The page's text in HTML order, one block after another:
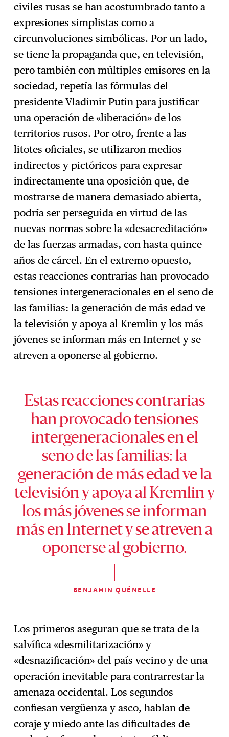
civiles rusas se han acostumbrado tanto a
expresiones simplistas como a
circunvoluciones simbólicas. Por un lado,
se tiene la propaganda que, en televisión,
pero también con múltiples emisores en la
sociedad, repetía las fórmulas del
presidente Vladimir Putin para justificar
una operación de «liberación» de los
territorios rusos. Por otro, frente a las
litotes oficiales, se utilizaron medios
indirectos y pictóricos para expresar
indirectamente una oposición que, de
mostrarse de manera demasiado abierta,
podría ser perseguida en virtud de las
nuevas normas sobre la «desacreditación»
de las fuerzas armadas, con hasta quince
años de cárcel. En el extremo opuesto,
estas reacciones contrarias han provocado
tensiones intergeneracionales en el seno de
las familias: la generación de más edad ve
la televisión y apoya al Kremlin y los más
jóvenes se informan más en Internet y se
atreven a oponerse al gobierno.
Estas reacciones contrarias
han provocado tensiones
intergeneracionales en el
seno de las familias: la
generación de más edad ve la
televisión y apoya al Kremlin y
los más jóvenes se informan
más en Internet y se atreven a
oponerse al gobierno.
BENJAMIN QUÉNELLE
Los primeros aseguran que se trata de la
salvífica «desmilitarización» y
«desnazificación» del país vecino y de una
operación inevitable para contrarrestar la
amenaza occidental. Los segundos
confiesan vergüenza y asco, hablan de
coraje y miedo ante las dificultades de